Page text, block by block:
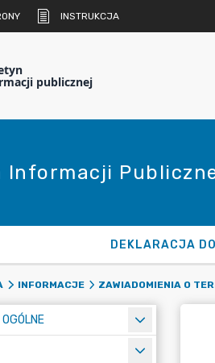
INSTRUKCJA
publicznej
Informacji
DEKLARACJA
INFORMACJE ZAWIADOMIENIA O